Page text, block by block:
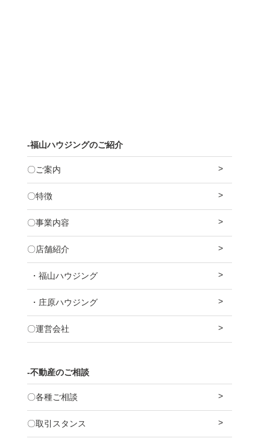
-福山ハウジングのご紹介
〇ご案内
〇特徴
〇事業内容
〇店舗紹介
・福山ハウジング
・庄原ハウジング
〇運営会社
-不動産のご相談
〇各種ご相談
〇取引スタンス